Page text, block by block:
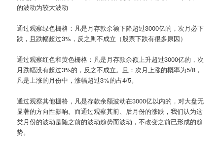
的波动为较大波动
通过观察绿色栅格：凡是月存款余额下降超过3000亿的，次月必下
跌，且跌幅超过3%，反之则不成立（股票下跌有很多原因）
通过观察红色和黄色栅格：凡是月存款余额上升超过3000亿的，次
月跌幅没有超过3%的，反之不成立。且：次月上涨的概率为5/8，
凡是上涨的月份中，涨幅超过3%的占4/5。
通过观察其他栅格，凡是存款余额波动在3000亿以内的，对大盘无
显著的方向性影响。而通过观察其前、后月份的涨跌，我们认为这
类月份的波动是随之前的波动趋势而波动，不改变之前已形成的趋
势。